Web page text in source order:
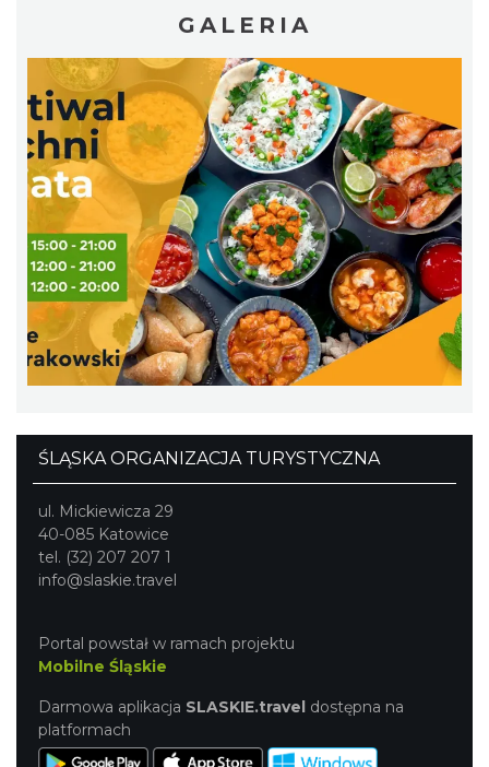
pierwsze kroki w świecie melodii
Rybnik
2026-09-10
21.20 km
Wakacyjne Warsztaty Malarskie "Rybnik -
miasto zieleni"
Rybnik
26/27
Rybnik
21.20 km
GALERIA
ŚLĄSKA ORGANIZACJA TURYSTYCZNA
ul. Mickiewicza 29
40-085 Katowice
tel. (32) 207 207 1
info@slaskie.travel
Portal powstał w ramach projektu
Mobilne Śląskie
Darmowa aplikacja SLASKIE.travel dostępna na
platformach